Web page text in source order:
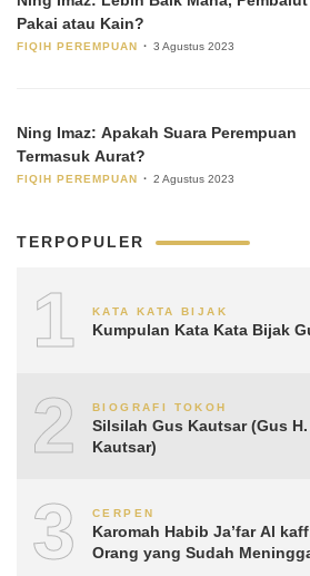
Pakai atau Kain?
FIQIH PEREMPUAN 3 Agustus 2023
Ning Imaz: Apakah Suara Perempuan
Termasuk Aurat?
FIQIH PEREMPUAN 2 Agustus 2023
TERPOPULER
1 KATA KATA BIJAK
Kumpulan Kata Kata Bijak
2 BIOGRAFI TOKOH
Silsilah Gus Kautsar (Gus
Kautsar)
3 CERPEN
Karomah Habib Ja’far Al
Orang yang Sudah